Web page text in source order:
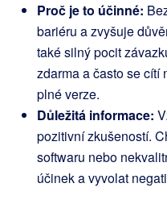
Proč je to účinné:
bariéru a zvyšuje
také silný pocit
zdarma a často se cítí
plné verze.
Důležitá informace:
pozitivní zkušeností.
softwaru nebo
účinek a vyvolat